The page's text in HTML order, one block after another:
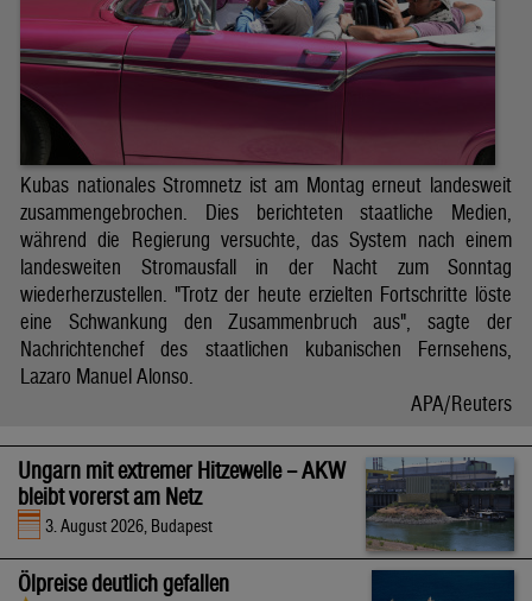
Kubas nationales Stromnetz ist am Montag erneut landesweit
zusammengebrochen. Dies berichteten staatliche Medien,
während die Regierung versuchte, das System nach einem
landesweiten Stromausfall in der Nacht zum Sonntag
wiederherzustellen. "Trotz der heute erzielten Fortschritte löste
eine Schwankung den Zusammenbruch aus", sagte der
Nachrichtenchef des staatlichen kubanischen Fernsehens,
Lazaro Manuel Alonso.
APA/Reuters
Ungarn mit extremer Hitzewelle – AKW
bleibt vorerst am Netz
3. August 2026, Budapest
Ölpreise deutlich gefallen